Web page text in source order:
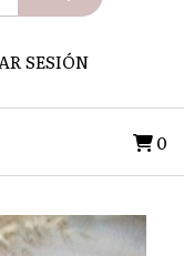
SESIÓN
0